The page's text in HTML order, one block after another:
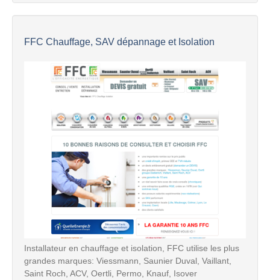
FFC Chauffage, SAV dépannage et Isolation
Installateur en chauffage et isolation, FFC utilise les plus
grandes marques: Viessmann, Saunier Duval, Vaillant,
Saint Roch, ACV, Oertli, Permo, Knauf, Isover